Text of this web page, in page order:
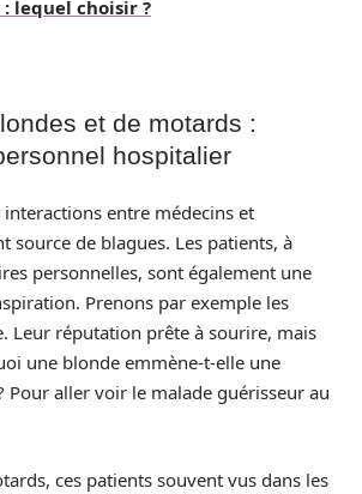
lequel choisir ?
et de motards :
hospitalier
interactions entre médecins et
source de blagues. Les patients, à
personnelles, sont également une
Prenons par exemple les
Leur réputation prête à sourire, mais
une blonde emmène-t-elle une
Pour aller voir le malade guérisseur au
ces patients souvent vus dans les